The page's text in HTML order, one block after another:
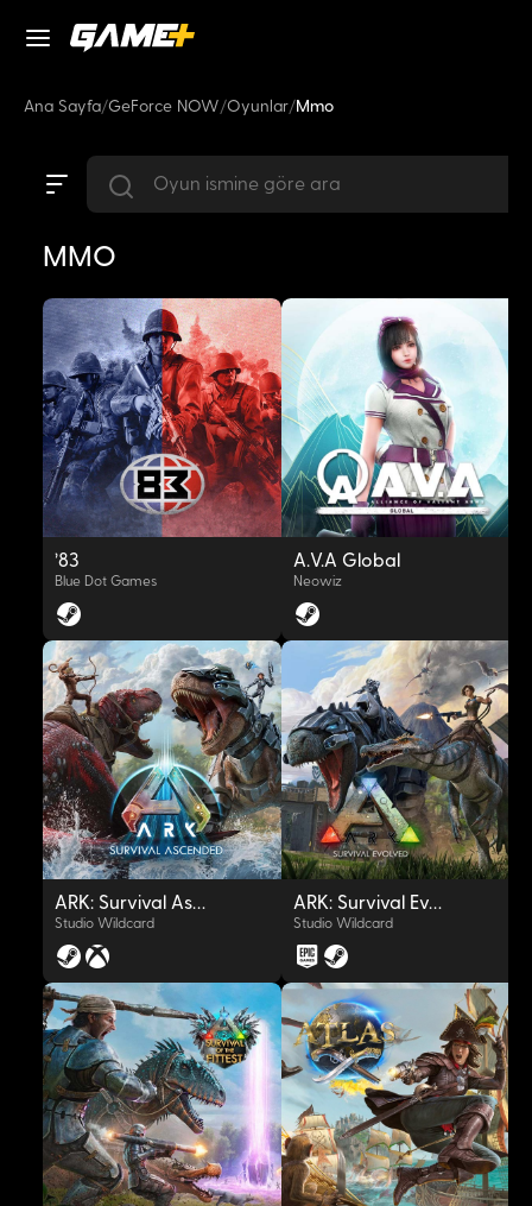
Ana Sayfa/GeForce NOW/Oyunlar/Mmo
MMO
OYNAT
'83
Blue Dot Games
OYNAT
A.V.A Global
Neowiz
OYNAT
ARK: Survival Ascended
Studio Wildcard
OYNAT
ARK: Survival Evolved
Studio Wildcard